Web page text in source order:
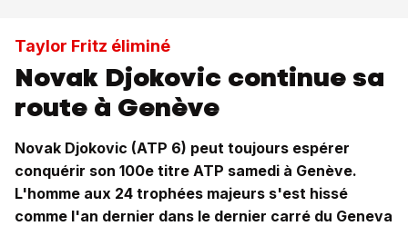
Taylor Fritz éliminé
Novak Djokovic continue sa
route à Genève
Novak Djokovic (ATP 6) peut toujours espérer
conquérir son 100e titre ATP samedi à Genève.
L'homme aux 24 trophées majeurs s'est hissé
comme l'an dernier dans le dernier carré du Geneva